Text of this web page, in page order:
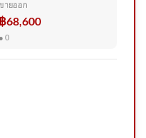
สิงหาคม 2569 เว็บไซต์
านุเบกษา เผยแพร่
ายออก
฿68,600
● 0